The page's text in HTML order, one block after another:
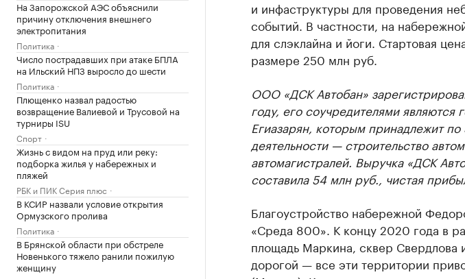
На Запорожской АЭС объяснили
причину отключения внешнего
электропитания
Политика
Число пострадавших при атаке БПЛА
на Ильский НПЗ выросло до шести
Политика
Плющенко назвал радостью
возвращение Валиевой и Трусовой на
турниры ISU
Спорт
Жизнь с видом на пруд или реку:
подборка жилья у набережных и
пляжей
РБК и ПИК Серия плюс
В КСИР назвали условие открытия
Ормузского пролива
Политика
В Брянской области при обстреле
Новенького тяжело ранили пожилую
женщину
и инфаструктуры для проведения
событий. В частности, на
для слэклайна и йоги. Стартовая
размере 250 млн руб.
ООО «ДСК Автобан»
году, его соучредителями
Егиазарян, которым принадлежит
деятельности — строительство
автомагистралей. Выручка «ДСК
составила 54 млн руб., чистая
Благоустройство набережной
«Среда 800». К концу 2020 года в
площадь Маркина, сквер Свердлова
дорогой — все эти территории